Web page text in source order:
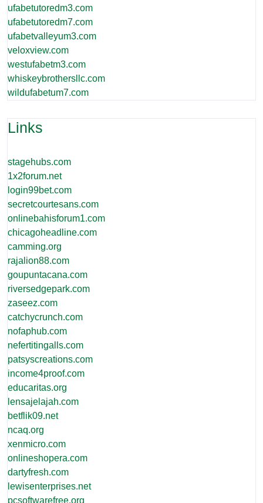
ufabetutoredm3.com
ufabetutoredm7.com
ufabetvalleyum3.com
veloxview.com
westufabetm3.com
whiskeybrothersllc.com
wildufabetum7.com
Links
stagehubs.com
1x2forum.net
login99bet.com
secretcourtesans.com
onlinebahisforum1.com
chicagoheadline.com
camming.org
rajalion88.com
goupuntacana.com
riversedgepark.com
zaseez.com
catchycrunch.com
nofaphub.com
nefertitingalls.com
patsyscreations.com
income4proof.com
educaritas.org
lensajelajah.com
betflik09.net
ncaq.org
xenmicro.com
onlineshopera.com
dartyfresh.com
lewisenterprises.net
pcsoftwarefree.org